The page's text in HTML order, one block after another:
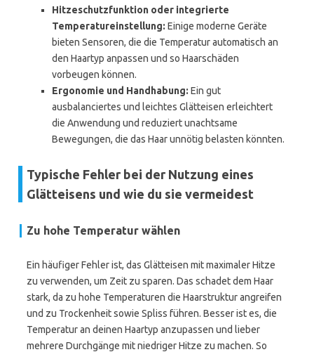
Hitzeschutzfunktion oder integrierte
Temperatureinstellung: Einige moderne Geräte
bieten Sensoren, die die Temperatur automatisch an
den Haartyp anpassen und so Haarschäden
vorbeugen können.
Ergonomie und Handhabung: Ein gut
ausbalanciertes und leichtes Glätteisen erleichtert
die Anwendung und reduziert unachtsame
Bewegungen, die das Haar unnötig belasten könnten.
Typische Fehler bei der Nutzung eines
Glätteisens und wie du sie vermeidest
Zu hohe Temperatur wählen
Ein häufiger Fehler ist, das Glätteisen mit maximaler Hitze
zu verwenden, um Zeit zu sparen. Das schadet dem Haar
stark, da zu hohe Temperaturen die Haarstruktur angreifen
und zu Trockenheit sowie Spliss führen. Besser ist es, die
Temperatur an deinen Haartyp anzupassen und lieber
mehrere Durchgänge mit niedriger Hitze zu machen. So